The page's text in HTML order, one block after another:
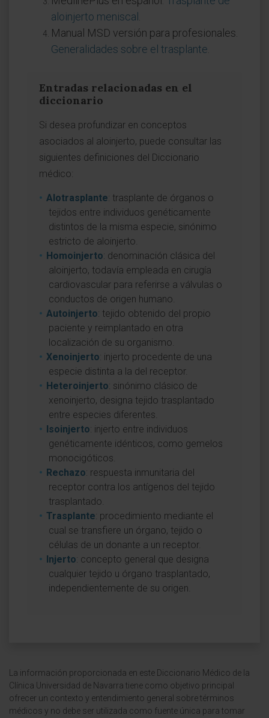
aloinjerto meniscal
Manual MSD versión para profesionales.
Generalidades sobre el trasplante
Entradas relacionadas en el
diccionario
Si desea profundizar en conceptos
asociados al aloinjerto, puede consultar las
siguientes definiciones del Diccionario
médico:
Alotrasplante: trasplante de órganos o
tejidos entre individuos genéticamente
distintos de la misma especie, sinónimo
estricto de aloinjerto.
Homoinjerto: denominación clásica del
aloinjerto, todavía empleada en cirugía
cardiovascular para referirse a válvulas o
conductos de origen humano.
Autoinjerto: tejido obtenido del propio
paciente y reimplantado en otra
localización de su organismo.
Xenoinjerto: injerto procedente de una
especie distinta a la del receptor.
Heteroinjerto: sinónimo clásico de
xenoinjerto, designa tejido trasplantado
entre especies diferentes.
Isoinjerto: injerto entre individuos
genéticamente idénticos, como gemelos
monocigóticos.
Rechazo: respuesta inmunitaria del
receptor contra los antígenos del tejido
trasplantado.
Trasplante: procedimiento mediante el
cual se transfiere un órgano, tejido o
células de un donante a un receptor.
Injerto: concepto general que designa
cualquier tejido u órgano trasplantado,
independientemente de su origen.
La información proporcionada en este Diccionario Médico de la
Clínica Universidad de Navarra tiene como objetivo principal
ofrecer un contexto y entendimiento general sobre términos
médicos y no debe ser utilizada como fuente única para tomar